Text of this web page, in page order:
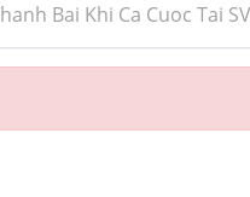
Bai Khi Ca Cuoc Tai